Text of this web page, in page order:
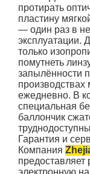
протирать
пластину
— один раз в
эксплуатации.
только
помутнеть
запылённости
производствах
ежедневно. В
специальная
баллончик
Гарантия и
Компания